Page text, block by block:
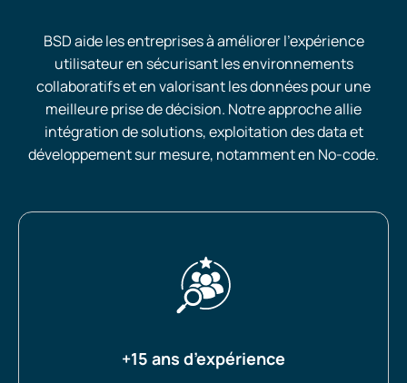
BSD aide les entreprises à améliorer l’expérience
utilisateur en sécurisant les environnements
collaboratifs et en valorisant les données pour une
meilleure prise de décision. Notre approche allie
intégration de solutions, exploitation des data et
développement sur mesure, notamment en No-code.
+15 ans d’expérience